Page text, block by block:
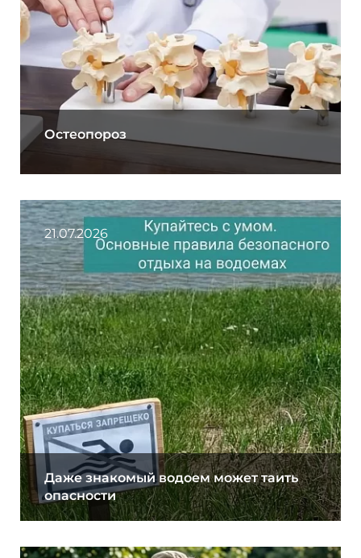
Остеопороз
21.07.2026
Даже знакомый водоем может таить
опасности